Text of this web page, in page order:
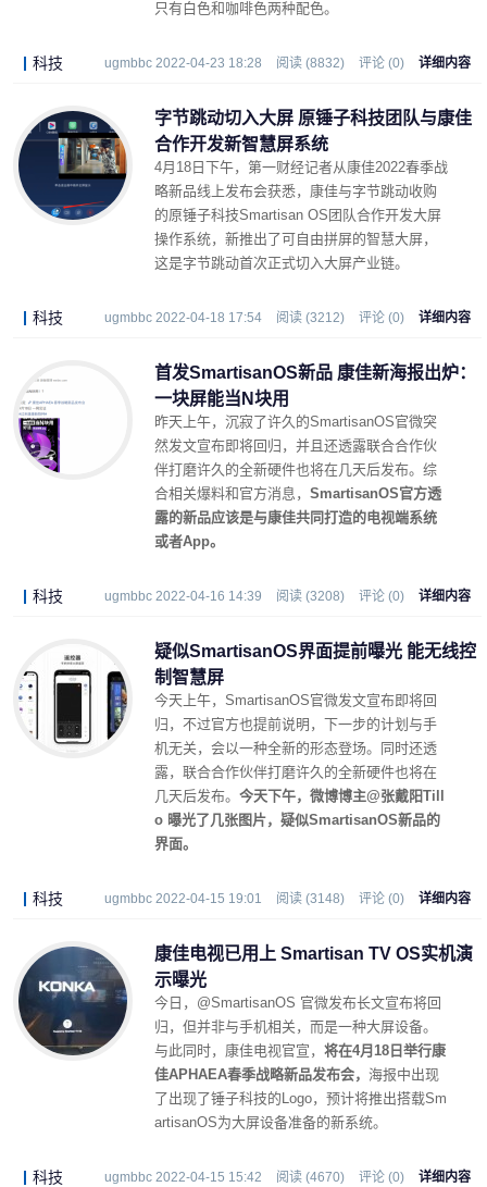
只有白色和咖啡色两种配色。
科技 ugmbbc 2022-04-23 18:28 阅读 (8832) 评论 (0) 详细内容
字节跳动切入大屏 原锤子科技团队与康佳
合作开发新智慧屏系统
4月18日下午，第一财经记者从康佳2022春季战
略新品线上发布会获悉，康佳与字节跳动收购
的原锤子科技Smartisan OS团队合作开发大屏
操作系统，新推出了可自由拼屏的智慧大屏，
这是字节跳动首次正式切入大屏产业链。
科技 ugmbbc 2022-04-18 17:54 阅读 (3212) 评论 (0) 详细内容
首发SmartisanOS新品 康佳新海报出炉：
一块屏能当N块用
昨天上午，沉寂了许久的SmartisanOS官微突
然发文宣布即将回归，并且还透露联合合作伙
伴打磨许久的全新硬件也将在几天后发布。综
合相关爆料和官方消息， SmartisanOS官方透
露的新品应该是与康佳共同打造的电视端系统
或者App。
科技 ugmbbc 2022-04-16 14:39 阅读 (3208) 评论 (0) 详细内容
疑似SmartisanOS界面提前曝光 能无线控
制智慧屏
今天上午，SmartisanOS官微发文宣布即将回
归，不过官方也提前说明，下一步的计划与手
机无关，会以一种全新的形态登场。同时还透
露，联合合作伙伴打磨许久的全新硬件也将在
几天后发布。 今天下午，微博博主@张戴阳Till
o 曝光了几张图片，疑似SmartisanOS新品的
界面。
科技 ugmbbc 2022-04-15 19:01 阅读 (3148) 评论 (0) 详细内容
康佳电视已用上 Smartisan TV OS实机演
示曝光
今日，@SmartisanOS 官微发布长文宣布将回
归，但并非与手机相关，而是一种大屏设备。
与此同时，康佳电视官宣， 将在4月18日举行康
佳APHAEA春季战略新品发布会， 海报中出现
了出现了锤子科技的Logo，预计将推出搭载Sm
artisanOS为大屏设备准备的新系统。
科技 ugmbbc 2022-04-15 15:42 阅读 (4670) 评论 (0) 详细内容